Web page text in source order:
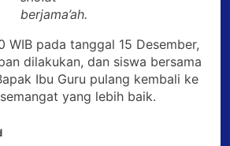
berjama’ah.
WIB pada tanggal 15 Desember,
dilakukan, dan siswa bersama
Ibu Guru pulang kembali ke
yang lebih baik.